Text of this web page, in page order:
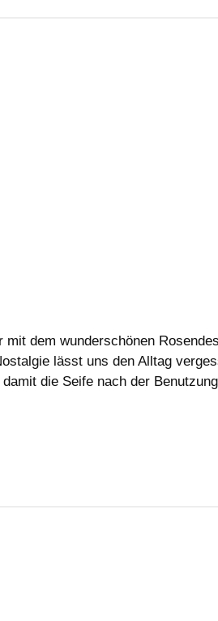
dem wunderschönen
lässt uns den Alltag
die Seife nach der